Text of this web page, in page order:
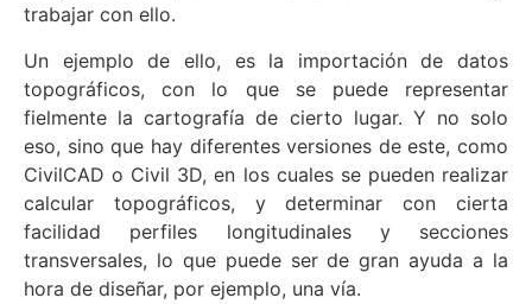
trabajar con ello.
Un ejemplo de ello, es la importación de datos
topográficos, con lo que se puede representar
fielmente la cartografía de cierto lugar. Y no solo
eso, sino que hay diferentes versiones de este, como
CivilCAD o Civil 3D, en los cuales se pueden realizar
calcular topográficos, y determinar con cierta
facilidad perfiles longitudinales y secciones
transversales, lo que puede ser de gran ayuda a la
hora de diseñar, por ejemplo, una vía.